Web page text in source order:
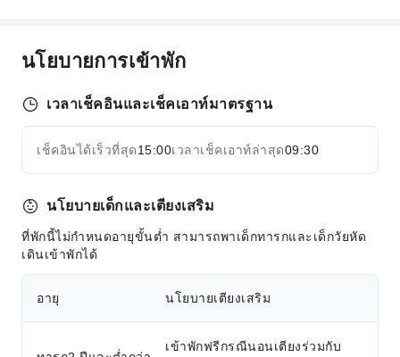
นโยบายการเข้าพัก
เวลาเช็คอินและเช็คเอาท์มาตรฐาน
เช็คอินได้เร็วที่สุด15:00เวลาเช็คเอาท์ล่าสุด09:30
นโยบายเด็กและเตียงเสริม
ที่พักนี้ไม่กำหนดอายุขั้นต่ำ สามารถพาเด็กทารกและเด็กวัยหัด
เดินเข้าพักได้
อายุ นโยบายเตียงเสริม
เข้าพักฟรีกรณีนอนเตียงร่วมกับ